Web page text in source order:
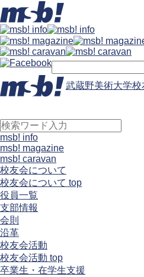
武蔵野美術大学校
msb! info
msb! magazine
msb! caravan
校友会について
校友会について top
役員一覧
支部情報
会則
沿革
校友会活動
校友会活動 top
卒業生・在学生支援